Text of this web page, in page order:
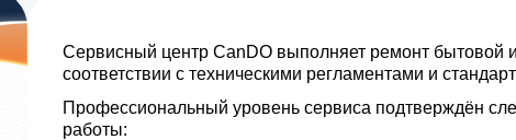
Сервисный центр CanDO выполняет ремонт бытовой
соответствии с техническими регламентами и
Профессиональный уровень сервиса подтверждён
работы: